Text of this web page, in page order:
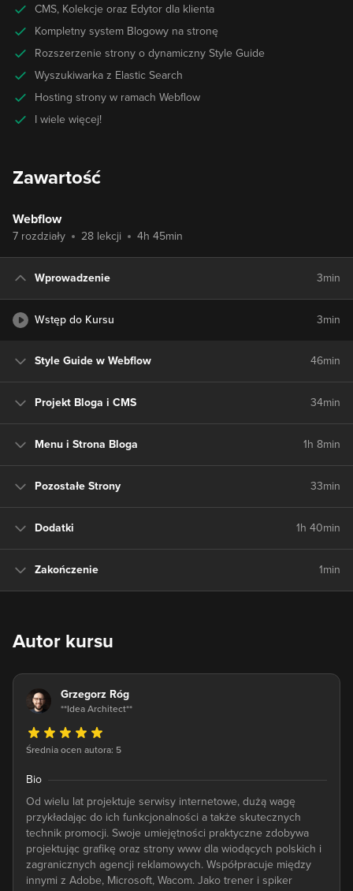
CMS, Kolekcje oraz Edytor dla klienta
Kompletny system Blogowy na stronę
Rozszerzenie strony o dynamiczny Style Guide
Wyszukiwarka z Elastic Search
Hosting strony w ramach Webflow
I wiele więcej!
Zawartość
Webflow
7 rozdziały 28 lekcji 4h 45min
Wprowadzenie 3min
Wstęp do Kursu 3min
Style Guide w Webflow 46min
Projekt Bloga i CMS 34min
Menu i Strona Bloga 1h 8min
Pozostałe Strony 33min
Dodatki 1h 40min
Zakończenie 1min
Autor kursu
Grzegorz Róg
**Idea Architect**
Średnia ocen autora: 5
Bio
Od wielu lat projektuje serwisy internetowe, dużą wagę
przykładając do ich funkcjonalności a także skutecznych
technik promocji. Swoje umiejętności praktyczne zdobywa
projektując grafikę oraz strony www dla wiodących polskich i
zagranicznych agencji reklamowych. Współpracuje między
innymi z Adobe, Microsoft, Wacom. Jako trener i spiker